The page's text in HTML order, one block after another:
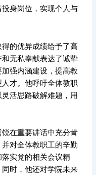
身岗位，实现个人与
的优异成绩给予了高
无私奉献表达了诚挚
强内涵建设，提高教
才。他呼吁全体教职
活思路破解难题，用
在重要讲话中充分肯
对全体教职工的辛勤
实党的相关会议精
时，他还对学院未来